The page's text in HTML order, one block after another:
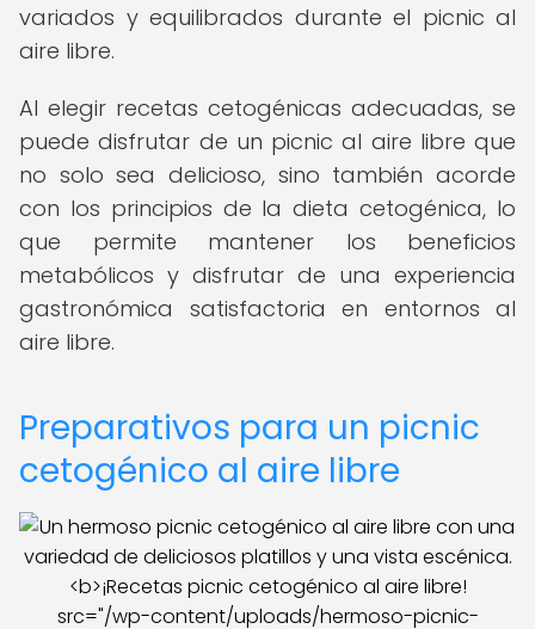
variados y equilibrados durante el picnic al
aire libre.
Al elegir recetas cetogénicas adecuadas, se
puede disfrutar de un picnic al aire libre que
no solo sea delicioso, sino también acorde
con los principios de la dieta cetogénica, lo
que permite mantener los beneficios
metabólicos y disfrutar de una experiencia
gastronómica satisfactoria en entornos al
aire libre.
Preparativos para un picnic
cetogénico al aire libre
src="/wp-content/uploads/hermoso-picnic-